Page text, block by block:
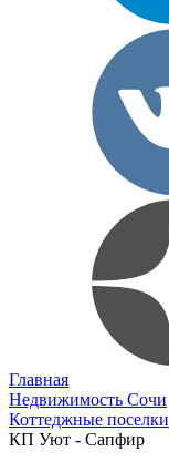
Главная
Недвижимость Сочи
Коттеджные поселки
КП Уют - Сапфир